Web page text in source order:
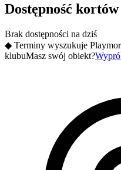
Dostępność kortów
Brak dostępności na dziś
◆ Terminy wyszukuje
klubuMasz swój obiekt?